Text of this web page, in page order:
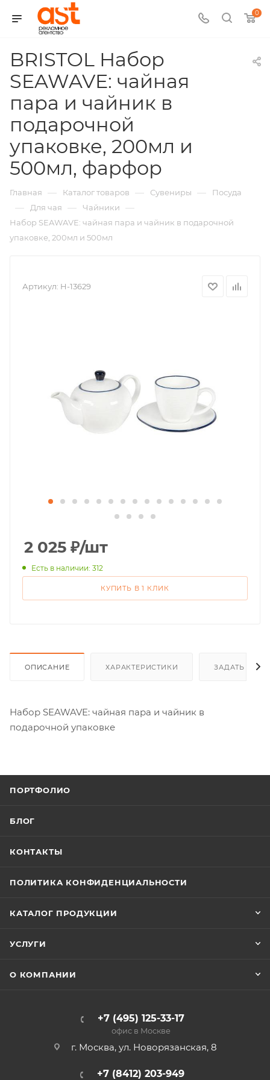
0
BRISTOL Набор
SEAWAVE: чайная
пара и чайник в
подарочной
упаковке, 200мл и
500мл, фарфор
арт.:
13629
Главная — Каталог товаров — Сувениры — Посуда
— Для чая — Чайники —
Набор SEAWAVE: чайная пара и чайник в подарочной
упаковке, 200мл и 500мл
Артикул: H-13629
2 025 ₽/шт
Есть в наличии: 312
КУПИТЬ В 1 КЛИК
ОПИСАНИЕ ХАРАКТЕРИСТИКИ ЗАДАТЬ
Набор SEAWAVE: чайная пара и чайник в
подарочной упаковке
ПОРТФОЛИО
БЛОГ
КОНТАКТЫ
ПОЛИТИКА КОНФИДЕНЦИАЛЬНОСТИ
КАТАЛОГ ПРОДУКЦИИ
УСЛУГИ
О КОМПАНИИ
+7 (495) 125-33-17
офис в Москве
г. Москва, ул. Новорязанская, 8
+7 (8412) 203-949